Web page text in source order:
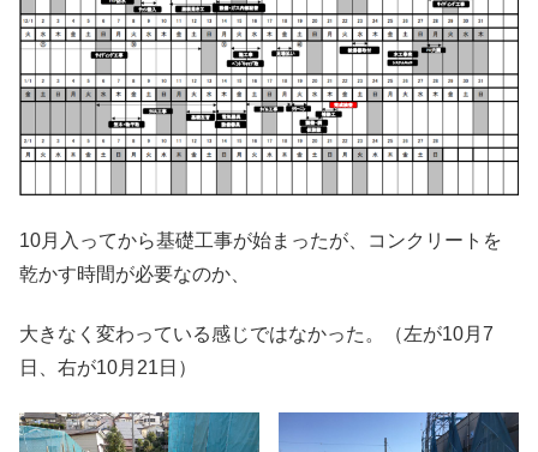
10月入ってから基礎工事が始まったが、コンクリートを
乾かす時間が必要なのか、
大きなく変わっている感じではなかった。（左が10月7
日、右が10月21日）